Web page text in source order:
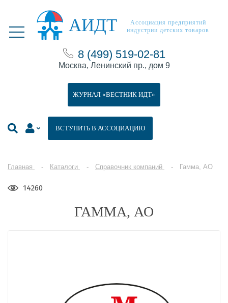
АИДТ
Ассоциация предприятий
индустрии детских товаров
8 (499) 519-02-81
Москва, Ленинский пр., дом 9
ВСТУПИТЬ В АССОЦИАЦИЮ
ЖУРНАЛ «ВЕСТНИК ИДТ»
Главная Каталоги Справочник компаний Гамма, АО
14260
ГАММА, АО